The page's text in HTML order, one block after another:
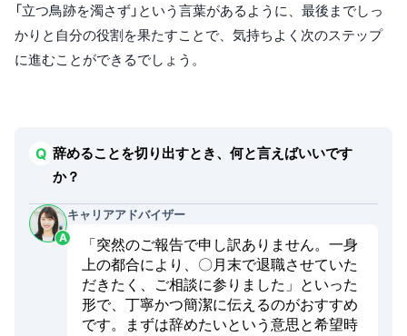
「立つ鳥跡を濁さず」という言葉があるように、最後までしっ
かりと自分の役割を果たすことで、気持ちよく次のステップ
に進むことができるでしょう。
辞めることを切り出すとき、何と言えばいいです
か？
キャリアアドバイザー
「突然のご報告で申し訳ありません。一身
上の都合により、〇月末で退職させていた
だきたく、ご相談に参りました」といった
形で、丁寧かつ簡潔に伝えるのがおすすめ
です。まずは辞めたいという意思と希望時